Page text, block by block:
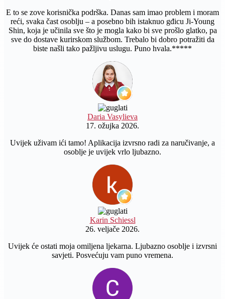
E to se zove korisnička podrška. Danas sam imao problem i moram
reći, svaka čast osoblju – a posebno bih istaknuo gđicu Ji-Young
Shin, koja je učinila sve što je mogla kako bi sve prošlo glatko, pa
sve do dostave kurirskom službom. Trebalo bi dobro potražiti da
biste našli tako pažljivu uslugu. Puno hvala.*****
Daria Vasylieva
17. ožujka 2026.
Uvijek uživam ići tamo! Aplikacija izvrsno radi za naručivanje, a
osoblje je uvijek vrlo ljubazno.
Karin Schiessl
26. veljače 2026.
Uvijek će ostati moja omiljena ljekarna. Ljubazno osoblje i izvrsni
savjeti. Posvećuju vam puno vremena.